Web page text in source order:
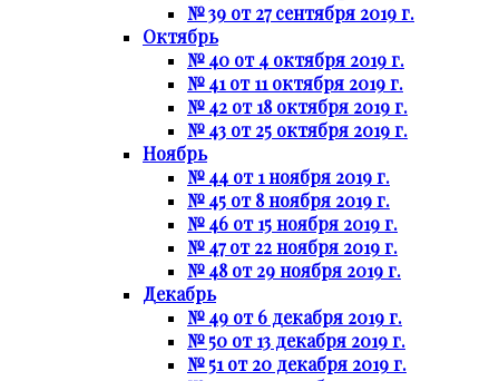
№ 39 от 27 сентября 2019 г.
Октябрь
№ 40 от 4 октября 2019 г.
№ 41 от 11 октября 2019 г.
№ 42 от 18 октября 2019 г.
№ 43 от 25 октября 2019 г.
Ноябрь
№ 44 от 1 ноября 2019 г.
№ 45 от 8 ноября 2019 г.
№ 46 от 15 ноября 2019 г.
№ 47 от 22 ноября 2019 г.
№ 48 от 29 ноября 2019 г.
Декабрь
№ 49 от 6 декабря 2019 г.
№ 50 от 13 декабря 2019 г.
№ 51 от 20 декабря 2019 г.